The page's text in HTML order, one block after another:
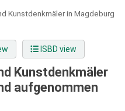
Kunstdenkmäler in Magdeburg
ISBD view
Kunstdenkmäler
aufgenommen